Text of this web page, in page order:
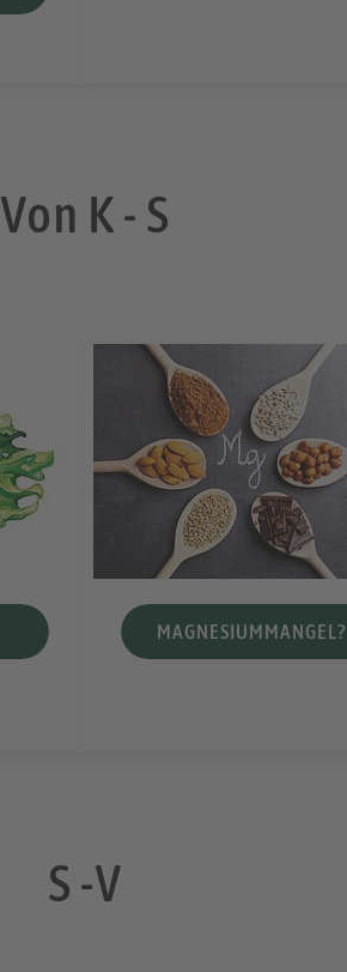
Von K - S
MAGNESIUMMANGEL?
S -V